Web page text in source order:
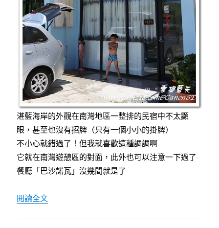
湛藍海岸的外觀在南灣地區一整排的民宿中不太顯
眼，甚至也沒有招牌（只有一個小小的掛牌）
不小心就錯過了！但我就喜歡這種調調啊
它就在南灣遊憩區的對面，此外也可以注意一下過了
餐廳「巴沙諾瓦」沒幾間就是了
閱讀全文〈[墾丁沙灘民宿]湛藍海岸AZURE196～距離南